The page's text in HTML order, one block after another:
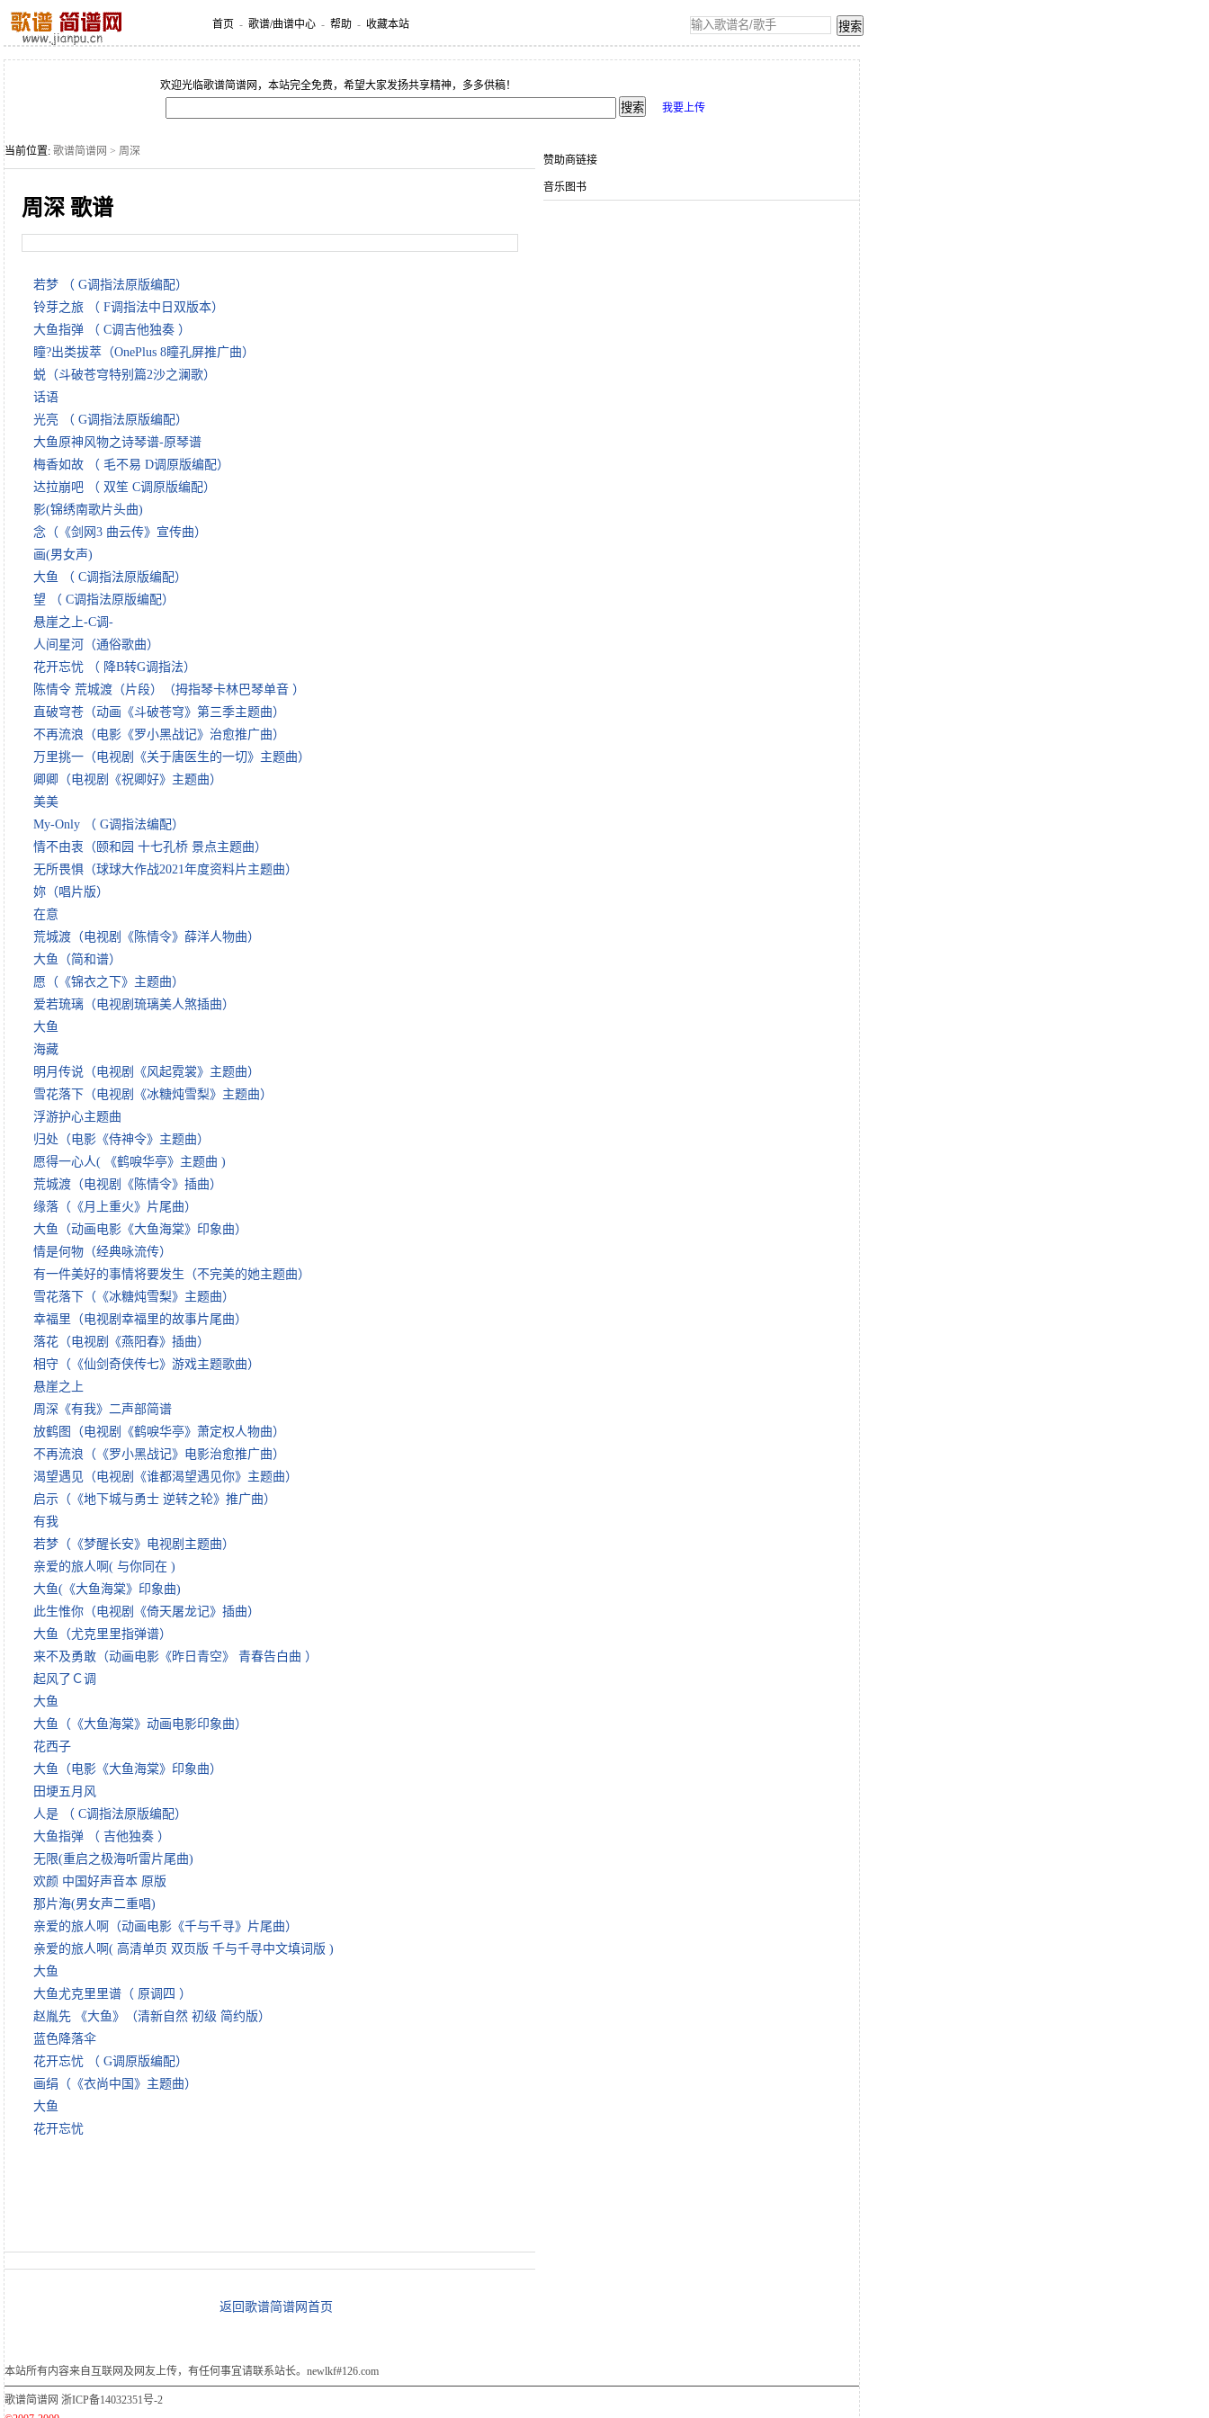
首页 - 歌谱/曲谱中心 - 帮助 - 收藏本站
欢迎光临歌谱简谱网，本站完全免费，希望大家发扬共享精神，多多供稿！
我要上传
当前位置: 歌谱简谱网 > 周深
周深 歌谱
若梦 （ G调指法原版编配）
铃芽之旅 （ F调指法中日双版本）
大鱼指弹 （ C调吉他独奏 ）
瞳?出类拔萃（OnePlus 8瞳孔屏推广曲）
蜕（斗破苍穹特别篇2沙之澜歌）
话语
光亮 （ G调指法原版编配）
大鱼原神风物之诗琴谱-原琴谱
梅香如故 （ 毛不易 D调原版编配）
达拉崩吧 （ 双笙 C调原版编配）
影(锦绣南歌片头曲)
念（《剑网3 曲云传》宣传曲）
画(男女声)
大鱼 （ C调指法原版编配）
望 （ C调指法原版编配）
悬崖之上-C调-
人间星河（通俗歌曲）
花开忘忧 （ 降B转G调指法）
陈情令 荒城渡（片段）（拇指琴卡林巴琴单音 ）
直破穹苍（动画《斗破苍穹》第三季主题曲）
不再流浪（电影《罗小黑战记》治愈推广曲）
万里挑一（电视剧《关于唐医生的一切》主题曲）
卿卿（电视剧《祝卿好》主题曲）
美美
My-Only （ G调指法编配）
情不由衷（颐和园 十七孔桥 景点主题曲）
无所畏惧（球球大作战2021年度资料片主题曲）
妳（唱片版）
在意
荒城渡（电视剧《陈情令》薛洋人物曲）
大鱼（简和谱）
愿（《锦衣之下》主题曲）
爱若琉璃（电视剧琉璃美人煞插曲）
大鱼
海藏
明月传说（电视剧《风起霓裳》主题曲）
雪花落下（电视剧《冰糖炖雪梨》主题曲）
浮游护心主题曲
归处（电影《侍神令》主题曲）
愿得一心人( 《鹤唳华亭》主题曲 )
荒城渡（电视剧《陈情令》插曲）
缘落（《月上重火》片尾曲）
大鱼（动画电影《大鱼海棠》印象曲）
情是何物（经典咏流传）
有一件美好的事情将要发生（不完美的她主题曲）
雪花落下（《冰糖炖雪梨》主题曲）
幸福里（电视剧幸福里的故事片尾曲）
落花（电视剧《燕阳春》插曲）
相守（《仙剑奇侠传七》游戏主题歌曲）
悬崖之上
周深《有我》二声部简谱
放鹤图（电视剧《鹤唳华亭》萧定权人物曲）
不再流浪（《罗小黑战记》电影治愈推广曲）
渴望遇见（电视剧《谁都渴望遇见你》主题曲）
启示（《地下城与勇士 逆转之轮》推广曲）
有我
若梦（《梦醒长安》电视剧主题曲）
亲爱的旅人啊( 与你同在 )
大鱼(《大鱼海棠》印象曲)
此生惟你（电视剧《倚天屠龙记》插曲）
大鱼（尤克里里指弹谱）
来不及勇敢（动画电影《昨日青空》 青春告白曲 ）
起风了Ｃ调
大鱼
大鱼（《大鱼海棠》动画电影印象曲）
花西子
大鱼（电影《大鱼海棠》印象曲）
田埂五月风
人是 （ C调指法原版编配）
大鱼指弹 （ 吉他独奏 ）
无限(重启之极海听雷片尾曲)
欢颜 中国好声音本 原版
那片海(男女声二重唱)
亲爱的旅人啊（动画电影《千与千寻》片尾曲）
亲爱的旅人啊( 高清单页 双页版 千与千寻中文填词版 )
大鱼
大鱼尤克里里谱（ 原调四 ）
赵胤先 《大鱼》（清新自然 初级 简约版）
蓝色降落伞
花开忘忧 （ G调原版编配）
画绢（《衣尚中国》主题曲）
大鱼
花开忘忧
返回歌谱简谱网首页
赞助商链接
音乐图书
本站所有内容来自互联网及网友上传，有任何事宜请联系站长。newlkf#126.com
歌谱简谱网 浙ICP备14032351号-2